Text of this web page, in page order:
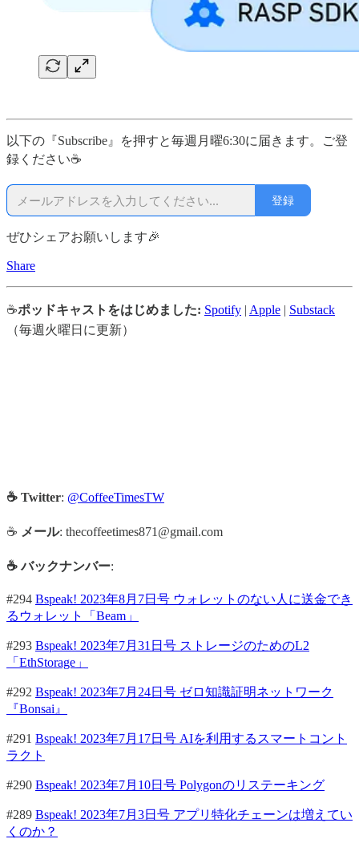
以下の『Subscribe』を押すと毎週月曜6:30に届きます。ご登
録ください☕
登録
ぜひシェアお願いします🎉
Share
☕ポッドキャストをはじめました: Spotify | Apple | Substack
（毎週火曜日に更新）
☕ Twitter: @CoffeeTimesTW
☕ メール: thecoffeetimes871@gmail.com
☕ バックナンバー:
#294 Bspeak! 2023年8月7日号 ウォレットのない人に送金でき
るウォレット「Beam」
#293 Bspeak! 2023年7月31日号 ストレージのためのL2
「EthStorage」
#292 Bspeak! 2023年7月24日号 ゼロ知識証明ネットワーク
『Bonsai』
#291 Bspeak! 2023年7月17日号 AIを利用するスマートコント
ラクト
#290 Bspeak! 2023年7月10日号 Polygonのリステーキング
#289 Bspeak! 2023年7月3日号 アプリ特化チェーンは増えてい
くのか？